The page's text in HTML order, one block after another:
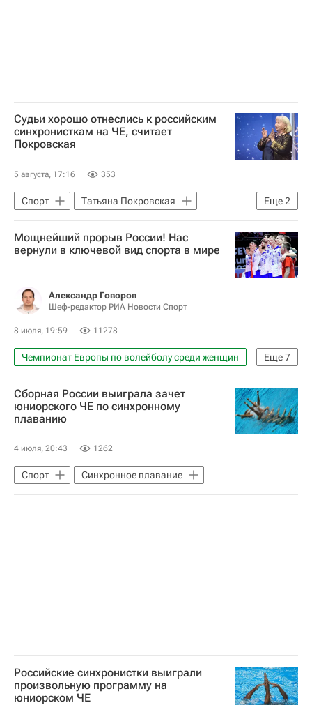
Судьи хорошо отнеслись к российским
синхронисткам на ЧЕ, считает
Покровская
5 августа, 17:16 353
Еще2
Спорт
Татьяна Покровская
Майя Дорошко
Синхронное плавание
Мощнейший прорыв России! Нас
вернули в ключевой вид спорта в мире
Александр Говоров
Шеф-редактор РИА Новости Спорт
8 июля, 19:59 11278
Еще7
Чемпионат Европы по волейболу среди женщин
Волейбол
Кирсти Ковентри
Станислав Шевченко
Международный олимпийский комитет (МОК)
Международная федерация волейбола (FIVB)
Европейская конфедерация волейбола (CEV)
Авторы РИА Новости Спорт
Сборная России выиграла зачет
юниорского ЧЕ по синхронному
плаванию
4 июля, 20:43 1262
Спорт Синхронное плавание
Российские синхронистки выиграли
произвольную программу на
юниорском ЧЕ